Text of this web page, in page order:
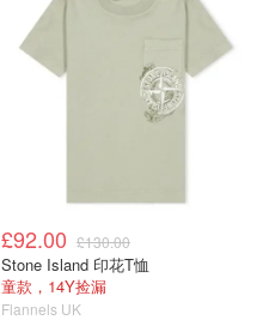
£92.00 £130.00
Stone Island 印花T恤
童款，14Y捡漏
Flannels UK